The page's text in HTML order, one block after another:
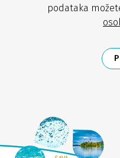
podataka